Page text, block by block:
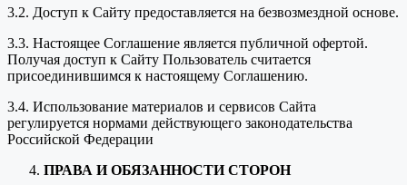
3.2. Доступ к Сайту предоставляется на безвозмездной основе.
3.3. Настоящее Соглашение является публичной офертой.
Получая доступ к Сайту Пользователь считается
присоединившимся к настоящему Соглашению.
3.4. Использование материалов и сервисов Сайта
регулируется нормами действующего законодательства
Российской Федерации
ПРАВА И ОБЯЗАННОСТИ СТОРОН